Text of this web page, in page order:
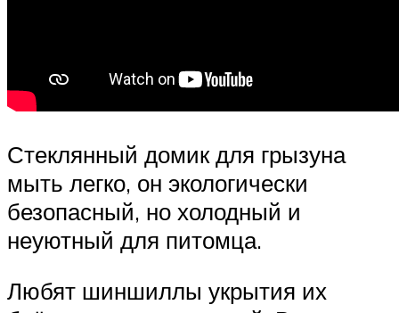
Стеклянный домик для грызуна
мыть легко, он экологически
безопасный, но холодный и
неуютный для питомца.
Любят шиншиллы укрытия их